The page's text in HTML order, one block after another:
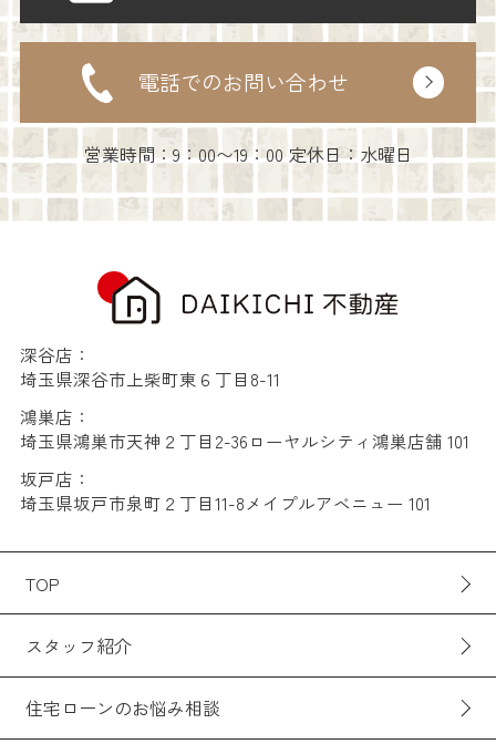
電話でのお問い合わせ
営業時間：9：00〜19：00 定休日：水曜日
深谷店：
埼玉県深谷市上柴町東６丁目8-11
鴻巣店：
埼玉県鴻巣市天神２丁目2-36ローヤルシティ鴻巣店舗 101
坂戸店：
埼玉県坂戸市泉町２丁目11-8メイプルアベニュー 101
TOP
スタッフ紹介
住宅ローンのお悩み相談